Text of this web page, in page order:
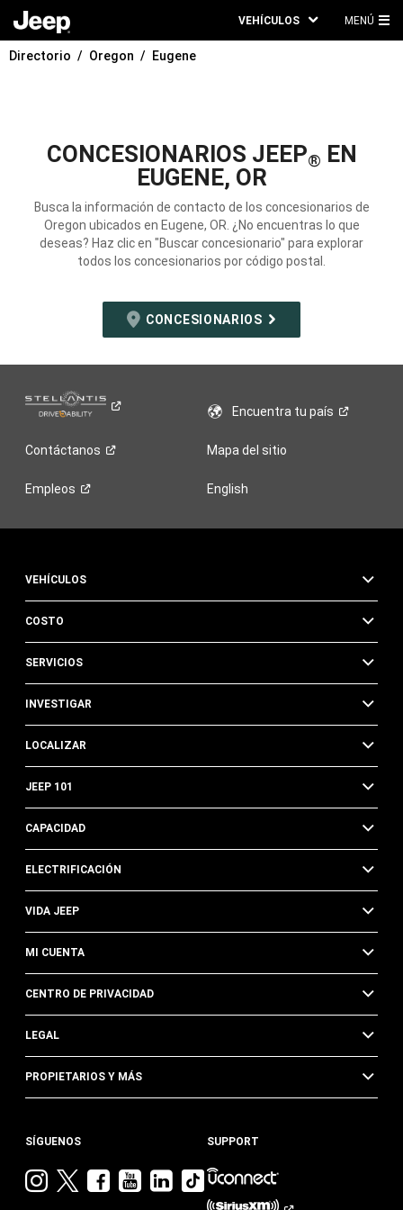
VEHÍCULOS MENÚ
Directorio Oregon Eugene
CONCESIONARIOS JEEP® EN
EUGENE, OR
Busca la información de contacto de los concesionarios de
Oregon ubicados en Eugene, OR. ¿No encuentras lo que
deseas? Haz clic en "Buscar concesionario" para explorar
todos los concesionarios por código postal.
CONCESIONARIOS
Encuentra tupaís
Contáctanos Mapa del sitio
Empleos English
VEHÍCULOS
COSTO
SERVICIOS
INVESTIGAR
LOCALIZAR
JEEP 101
CAPACIDAD
ELECTRIFICACIÓN
VIDA JEEP
MI CUENTA
CENTRO DE PRIVACIDAD
LEGAL
PROPIETARIOS Y MÁS
SÍGUENOS
VisitaVisitaVisitaVisitaVisita
Jeep
Visita
Jeep
SUPPORT